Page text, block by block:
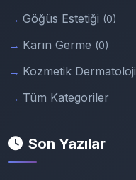
Göğüs Estetiği (0)
Karın Germe (0)
Kozmetik Dermatoloji
Tüm Kategoriler
Son Yazılar